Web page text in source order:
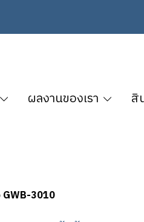
ผลงานของเรา สิ
GWB-3010